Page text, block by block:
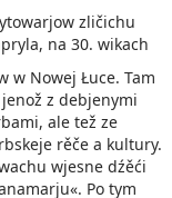
zličichu
na 30. wikach
w Nowej Łuce. Tam
z debjenymi
ale tež ze
rěče a kultury.
wjesne dźěći
Po tym